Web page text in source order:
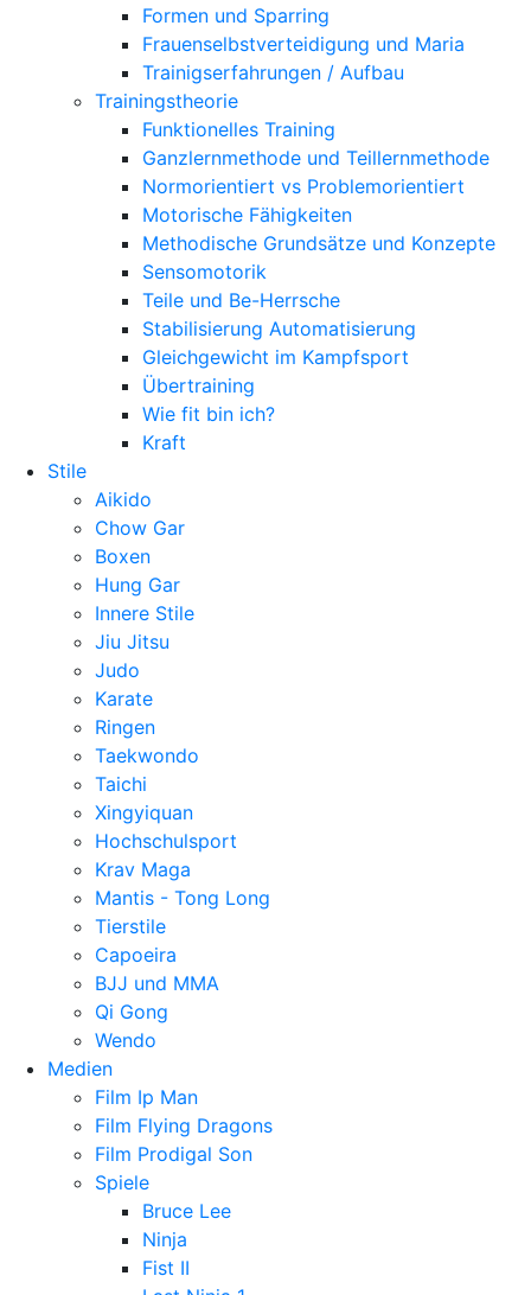
Formen und Sparring
Frauenselbstverteidigung und Maria
Trainigserfahrungen / Aufbau
Trainingstheorie
Funktionelles Training
Ganzlernmethode und Teillernmethode
Normorientiert vs Problemorientiert
Motorische Fähigkeiten
Methodische Grundsätze und Konzepte
Sensomotorik
Teile und Be-Herrsche
Stabilisierung Automatisierung
Gleichgewicht im Kampfsport
Übertraining
Wie fit bin ich?
Kraft
Stile
Aikido
Chow Gar
Boxen
Hung Gar
Innere Stile
Jiu Jitsu
Judo
Karate
Ringen
Taekwondo
Taichi
Xingyiquan
Hochschulsport
Krav Maga
Mantis - Tong Long
Tierstile
Capoeira
BJJ und MMA
Qi Gong
Wendo
Medien
Film Ip Man
Film Flying Dragons
Film Prodigal Son
Spiele
Bruce Lee
Ninja
Fist II